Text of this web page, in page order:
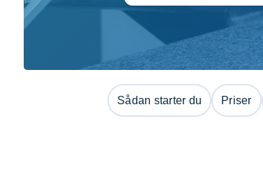
Sådan starter du Priser